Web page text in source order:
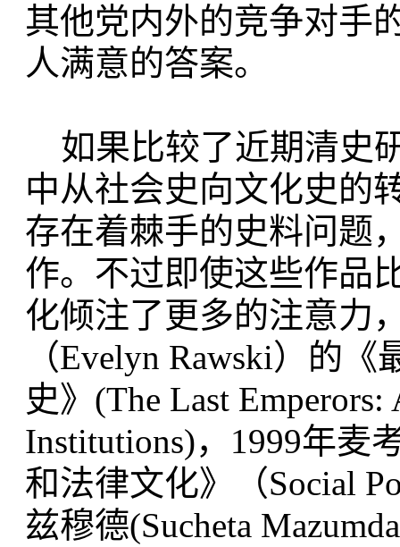
其他党内外的竞争对手
人满意的答案。
如果比较了近期清史
中从社会史向文化史的
存在着棘手的史料问题
作。不过即使这些作品
化倾注了更多的注意力
（Evelyn Rawski）的
史》(The Last
Institutions)，1999年麦
和法律文化》（Social
兹穆德(Sucheta